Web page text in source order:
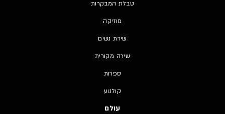
טבלת המבקרות
מוזיקה
שירת נשים
שירה מקורית
ספרות
קולנוע
עולם